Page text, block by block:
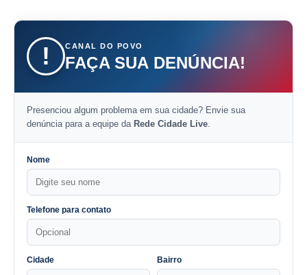
! CANAL DO POVO
FAÇA SUA DENÚNCIA!
Presenciou algum problema em sua cidade? Envie sua
denúncia para a equipe da Rede Cidade Live
Nome
Telefone para contato
Cidade Bairro